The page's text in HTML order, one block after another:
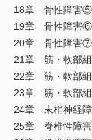
18章 骨性障害⑤
19章 骨性障害⑥
20章 骨性障害⑦
21章 筋・軟部
22章 筋・軟部
23章 筋・軟部組
24章 末梢神経
25章 脊椎性障害